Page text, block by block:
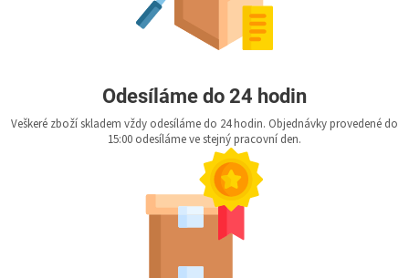
Odesíláme do 24 hodin
Veškeré zboží skladem vždy odesíláme do 24 hodin. Objednávky provedené do
15:00 odesíláme ve stejný pracovní den.